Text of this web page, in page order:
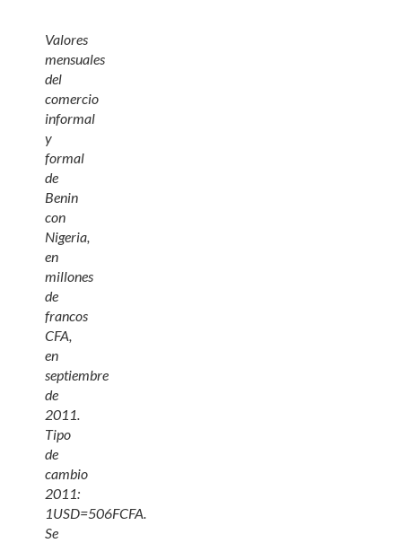
Valores
mensuales
del
comercio
informal
y
formal
de
Benin
con
Nigeria,
en
millones
de
francos
CFA,
en
septiembre
de
2011.
Tipo
de
cambio
2011:
1USD=506FCFA.
Se